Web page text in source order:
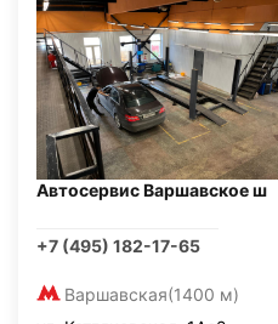
Автосервис Варшавское ш
+7 (495) 182-17-65
Варшавская(1400 м)